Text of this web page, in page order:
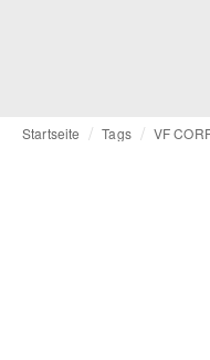
Startseite Tags VF